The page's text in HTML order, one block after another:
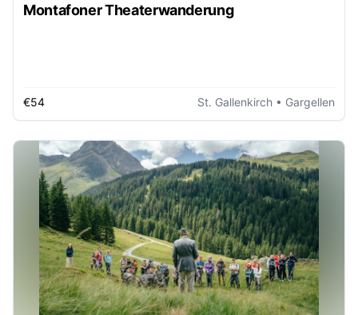
Montafoner Theaterwanderung
€54 St. Gallenkirch • Gargellen